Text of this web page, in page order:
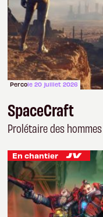
Percole 20 juillet 2026
SpaceCraft
Prolétaire des hommes
En chantier